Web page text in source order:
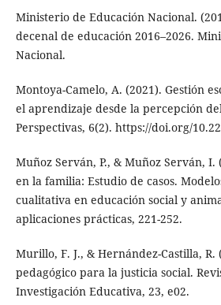
Ministerio de Educación Nacional.
decenal de educación 2016–2026.
Nacional.
Montoya-Camelo, A. (2021). Gestión
el aprendizaje desde la percepción
Perspectivas, 6(2). https://doi.org/
Muñoz Serván, P., & Muñoz Serván,
en la familia: Estudio de casos.
cualitativa en educación social y
aplicaciones prácticas, 221-252.
Murillo, F. J., & Hernández-Castilla, R.
pedagógico para la justicia social.
Investigación Educativa, 23, e02.